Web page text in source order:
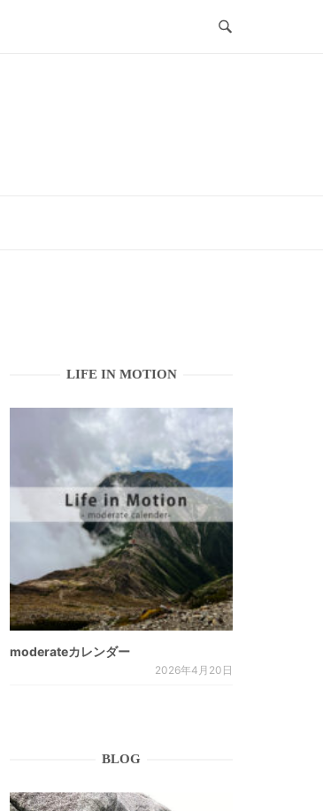
LIFE IN MOTION
moderateカレンダー
2026年4月20日
BLOG